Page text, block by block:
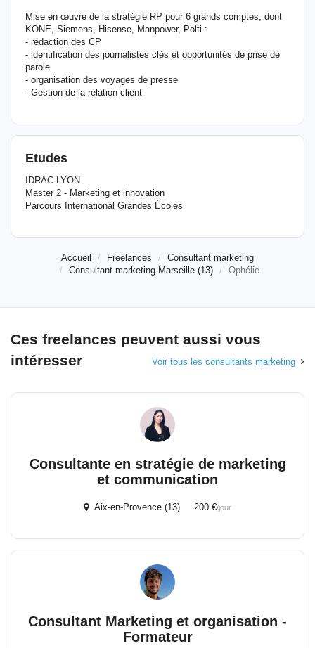
Mise en œuvre de la stratégie RP pour 6 grands comptes, dont
KONE, Siemens, Hisense, Manpower, Polti :
- rédaction des CP
- identification des journalistes clés et opportunités de prise de
parole
- organisation des voyages de presse
- Gestion de la relation client
Etudes
IDRAC LYON
Master 2 - Marketing et innovation
Parcours International Grandes Écoles
Accueil Freelances
Consultant marketing
Consultant marketing Marseille (13)
Ophélie
Ces freelances peuvent aussi vous
intéresser
Voir tous les consultants marketing
Consultante en stratégie de marketing
et communication
Aix-en-Provence (13) 200 €/jour
Consultant Marketing et organisation -
Formateur